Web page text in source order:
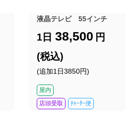
液晶テレビ 55インチ
1日 38,500 円
(税込)
(追加1日3850円)
屋内
店頭受取
ﾁｬｰﾀｰ便